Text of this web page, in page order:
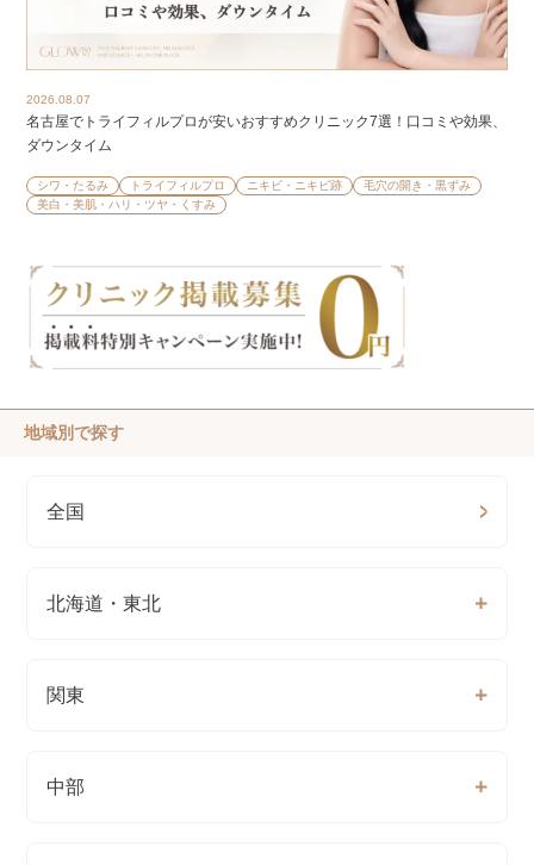
2026.08.07
名古屋でトライフィルプロが安いおすすめクリニック7選！口コミや効果、
ダウンタイム
シワ・たるみ トライフィルプロ ニキビ・ニキビ跡
毛穴の開き・黒ずみ
美白・美肌・ハリ・ツヤ・くすみ
地域別で探す
全国
北海道・東北
関東
中部